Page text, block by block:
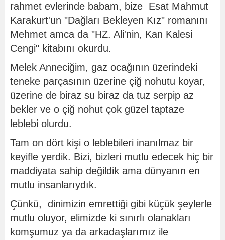
rahmet evlerinde babam, bize Esat Mahmut
Karakurt'un "Dağları Bekleyen Kız" romanını
Mehmet amca da "HZ. Ali'nin, Kan Kalesi
Cengi" kitabını okurdu.
Melek Anneciğim, gaz ocağının üzerindeki
teneke parçasının üzerine çiğ nohutu koyar,
üzerine de biraz su biraz da tuz serpip az
bekler ve o çiğ nohut çok güzel taptaze
leblebi olurdu.
Tam on dört kişi o leblebileri inanılmaz bir
keyifle yerdik. Bizi, bizleri mutlu edecek hiç bir
maddiyata sahip değildik ama dünyanın en
mutlu insanlarıydık.
Çünkü, dinimizin emrettiği gibi küçük şeylerle
mutlu oluyor, elimizde ki sınırlı olanakları
komşumuz ya da arkadaşlarımız ile